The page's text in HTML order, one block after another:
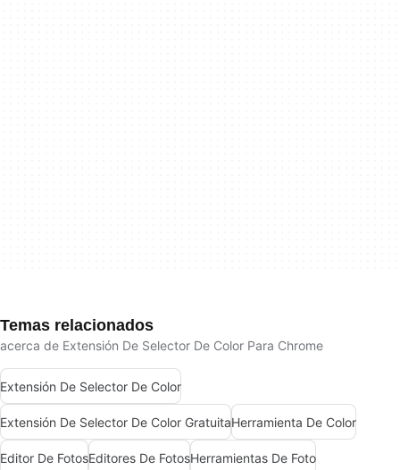
Temas relacionados
acerca de Extensión De Selector De Color Para Chrome
Extensión De Selector De Color
Extensión De Selector De Color GratuitaHerramienta De Color
Editor De FotosEditores De FotosHerramientas De Foto